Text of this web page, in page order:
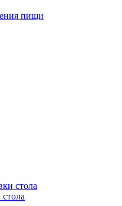
пищи
стола